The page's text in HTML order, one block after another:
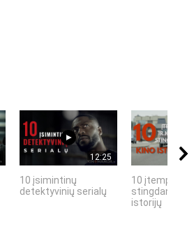
12:25
10 įsimintinų
detektyvinių serialų
10 įtemptų,
stingdančių
istorijų